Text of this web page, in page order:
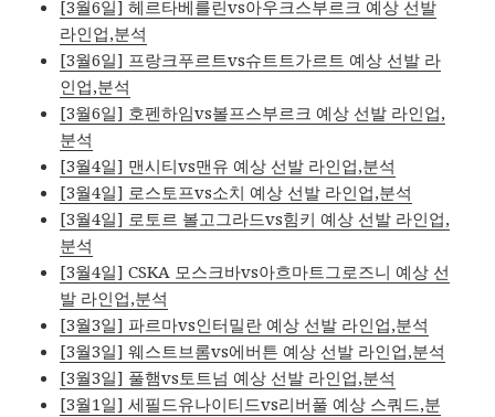
[3월6일] 헤르타베를린vs아우크스부르크 예상 선발
라인업,분석
[3월6일] 프랑크푸르트vs슈트트가르트 예상 선발 라
인업,분석
[3월6일] 호펜하임vs볼프스부르크 예상 선발 라인업,
분석
[3월4일] 맨시티vs맨유 예상 선발 라인업,분석
[3월4일] 로스토프vs소치 예상 선발 라인업,분석
[3월4일] 로토르 볼고그라드vs힘키 예상 선발 라인업,
분석
[3월4일] CSKA 모스크바vs아흐마트그로즈니 예상 선
발 라인업,분석
[3월3일] 파르마vs인터밀란 예상 선발 라인업,분석
[3월3일] 웨스트브롬vs에버튼 예상 선발 라인업,분석
[3월3일] 풀햄vs토트넘 예상 선발 라인업,분석
[3월1일] 세필드유나이티드vs리버풀 예상 스쿼드,분